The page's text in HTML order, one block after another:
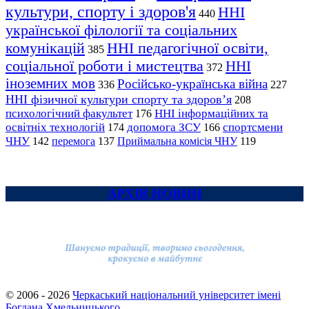
культури, спорту і здоров'я 440 ННІ
української філології та соціальних
комунікацій 385 ННІ педагогічної освіти,
соціальної роботи і мистецтва 372 ННІ
іноземних мов 336 Російсько-українська війна 227
ННІ фізичної культури спорту та здоров’я 208
психологічний факультет 176 ННІ інформаційних та
освітніх технологій 174 допомога ЗСУ 166 спортсмени
ЧНУ 142 перемога 137 Приймальна комісія ЧНУ 119
АРХІВ НОВИН
© 2006 - 2026 Черкаський національний університет імені